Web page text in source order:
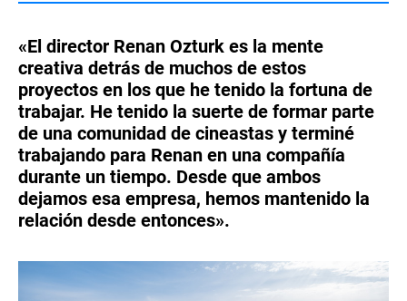
«El director Renan Ozturk es la mente
creativa detrás de muchos de estos
proyectos en los que he tenido la fortuna de
trabajar. He tenido la suerte de formar parte
de una comunidad de cineastas y terminé
trabajando para Renan en una compañía
durante un tiempo. Desde que ambos
dejamos esa empresa, hemos mantenido la
relación desde entonces».